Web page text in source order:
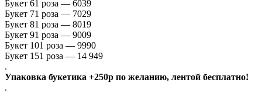
Букет 61 роза — 6039
Букет 71 роза — 7029
Букет 81 роза — 8019
Букет 91 роза — 9009
Букет 101 роза — 9990
Букет 151 роза — 14 949
.
Упаковка букетика +250р по желанию, лентой бесплатно!
.